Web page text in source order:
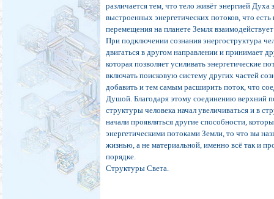
различается тем, что тело живёт энергией Духа
выстроенных энергетических потоков, что
перемещения на планете Земля
При подключении сознания энергоструктура
двигаться в другом направлении и принимает
которая позволяет усиливать энергетические
включать поисковую систему других частей
добавить и тем самым расширить поток, что
Душой. Благодаря этому соединению верхний
структуры человека начал увеличиваться и в
начали проявляться другие способности,
энергетическими потоками Земли, то что вы
жизнью, а не материальной, именно всё так и
порядке.
Структуры Света.